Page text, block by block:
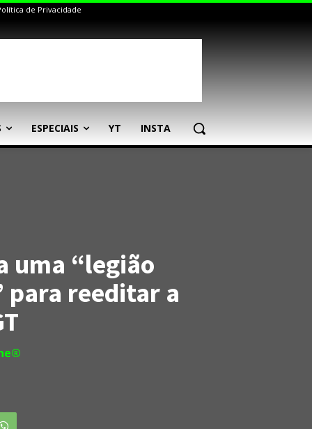
de Privacidade
ESPECIAIS YT INSTA
uma “legião
para reeditar a